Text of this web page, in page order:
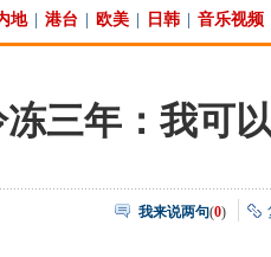
地 港台 欧美 日韩 音乐视频
三年：我可
我来说两句(0)